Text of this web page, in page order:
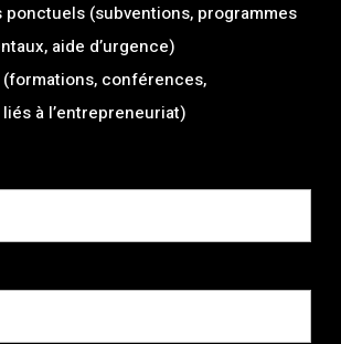
ponctuels (subventions, programmes
aide d’urgence)
(formations, conférences,
à l’entrepreneuriat)